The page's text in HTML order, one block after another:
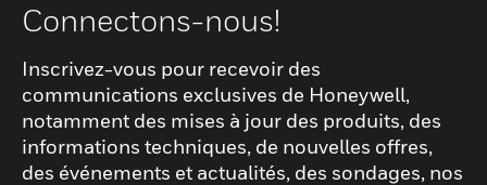
Connectons-nous!
Inscrivez-vous pour recevoir des
communications exclusives de Honeywell,
notamment des mises à jour des produits, des
informations techniques, de nouvelles offres,
des événements et actualités, des sondages, nos